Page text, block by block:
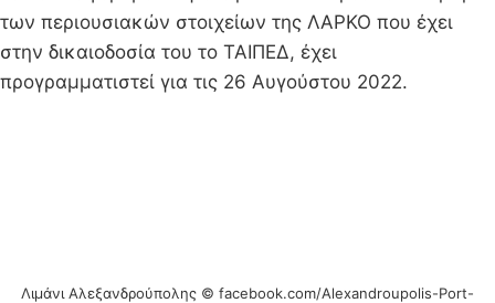
των περιουσιακών στοιχείων της ΛΑΡΚΟ που έχει
στην δικαιοδοσία του το ΤΑΙΠΕΔ, έχει
προγραμματιστεί για τις 26 Αυγούστου 2022.
Λιμάνι Αλεξανδρούπολης © facebook.com/Alexandroupolis-Port-